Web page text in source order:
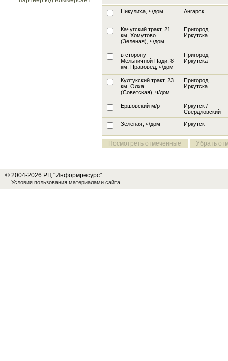
Никулиха , ч/дом Ангарск
Качугский тракт, 21
км, Хомутово
(Зеленая), ч/дом
Пригород
Иркутска
в сторону
Мельничной Пади, 8
км, Правовед , ч/дом
Пригород
Иркутска
Култукский тракт, 23
км, Олха
(Советская), ч/дом
Пригород
Иркутска
Ершовский м/р
Иркутск /
Свердловский
Зеленая , ч/дом Иркутск
Посмотреть отмеченные Убрать
© 2004-2026 РЦ "Информресурс"
Условия пользования материалами сайта